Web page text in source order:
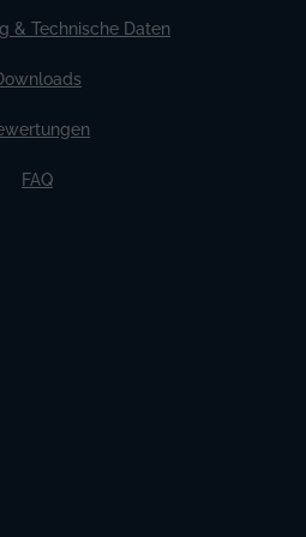
& Technische Daten
FAQ